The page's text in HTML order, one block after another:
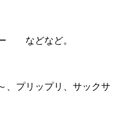
ー などなど。
、プリップリ、サックサ